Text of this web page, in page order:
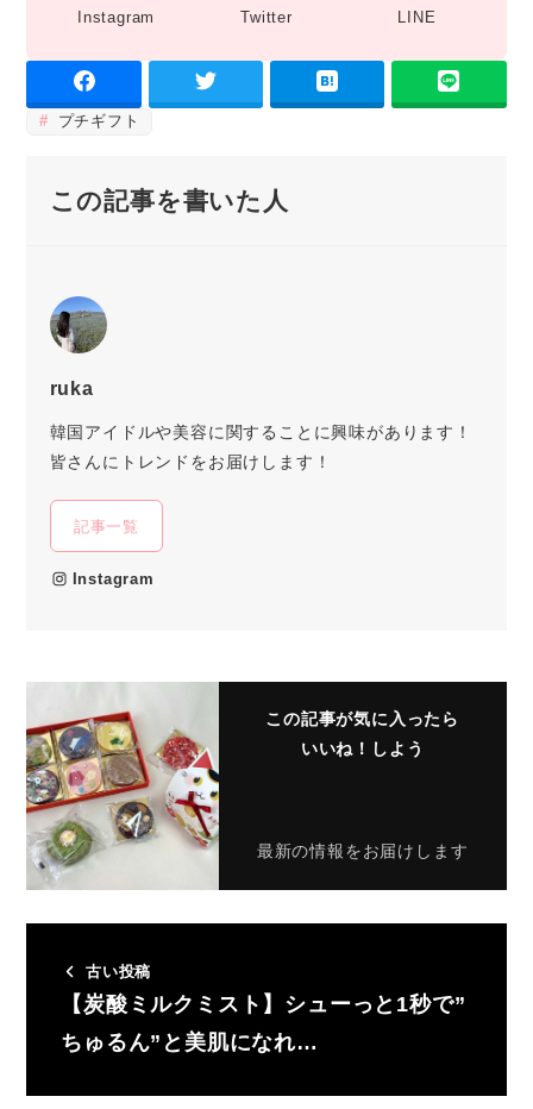
Instagram Twitter LINE
プチギフト
この記事を書いた人
ruka
韓国アイドルや美容に関することに興味があります！
皆さんにトレンドをお届けします！
記事一覧
Instagram
この記事が気に入ったら
いいね！しよう
最新の情報をお届けします
古い投稿
【炭酸ミルクミスト】シューっと1秒で”
ちゅるん”と美肌になれ…